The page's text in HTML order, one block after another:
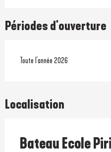
Périodes d'ouverture
Toute l'année 2026
Localisation
Bateau Ecole